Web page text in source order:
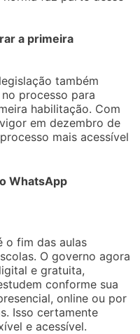
a primeira
também
processo para
habilitação. Com
em dezembro de
mais acessível
WhatsApp
o fim das aulas
O governo agora
e gratuita,
conforme sua
online ou por
Isso certamente
e acessível.